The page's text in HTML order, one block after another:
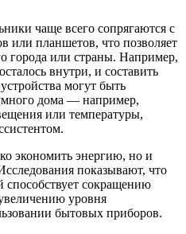
чаще всего сопрягаются с
или планшетов, что позволяет
города или страны. Например,
внутри, и составить
могут быть
дома — например,
или температуры,
экономить энергию, но и
показывают, что
способствует сокращению
уровня
бытовых приборов.